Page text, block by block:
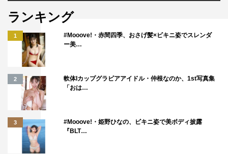
ランキング
1
#Mooove!・赤間四季、おさげ髪×ビキニ姿でスレンダ
ー美…
2
軟体Iカップグラビアアイドル・仲根なのか、1st写真集
「おは…
3
#Mooove!・姫野ひなの、ビキニ姿で美ボディ披露
『BLT…